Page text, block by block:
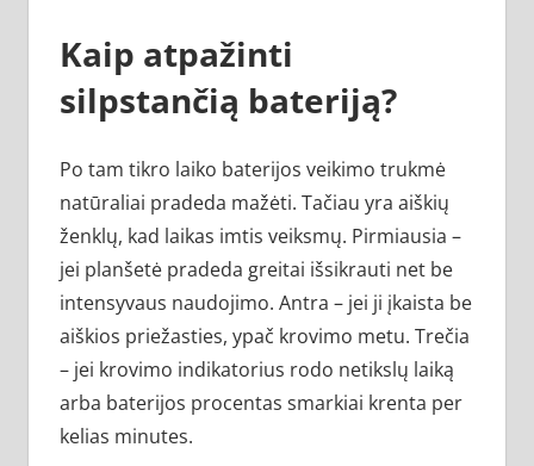
Kaip atpažinti
silpstančią bateriją?
Po tam tikro laiko baterijos veikimo trukmė
natūraliai pradeda mažėti. Tačiau yra aiškių
ženklų, kad laikas imtis veiksmų. Pirmiausia –
jei planšetė pradeda greitai išsikrauti net be
intensyvaus naudojimo. Antra – jei ji įkaista be
aiškios priežasties, ypač krovimo metu. Trečia
– jei krovimo indikatorius rodo netikslų laiką
arba baterijos procentas smarkiai krenta per
kelias minutes.